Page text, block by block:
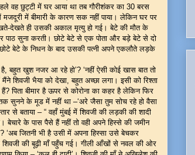
वह छुट्टी में घर आया था तब गौरीशंकर का 30 बरस
मजदूरी में बीमारी के कारण सक नहीं पाया। लेकिन घर पर
देखते ही उसकी अकाल मृत्यु हो गई। बेटे की मौत के
पाठ सुना करती। छोटे बेटे से एक पोता और बड़े बेटे से दो
छोटे बेटे के निधन के बाद उसकी पत्नी अपने एकलौते लड़के
बहुत खुश नजर आ रहे हो’? ‘नहीं ऐसी कोई खास बात तो
शिवजी भैया को देखा, बहुत अच्छा लगा। इसी को रिश्ता
पिता बीमार है ऊपर से कोरोना का कहर है लेकिन फिर
सुनने के मूड में नहीं था –‘अरे जैसा तुम सोच रहे हो वैसा
से बताया – “ वहाँ मुंबई में शिवजी की लड़की की शादी
बेचारे के पास पैसे हैं नहीं तो वही अपने हिस्से की जमीन
‘अब जितनी भी है उसी में अपना हिस्सा उसे बेचकर
की बूढ़ी माँ पहुँच गई। गीली आँखों से नवल की ओर